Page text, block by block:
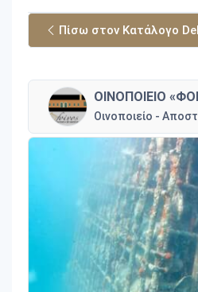
Πίσω στον Κατάλογο
ΟΙΝΟΠΟΙΕΙΟ
Οινοποιείο -